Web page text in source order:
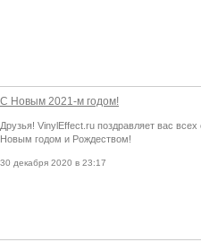
С Новым 2021-м годом!
Друзья! VinylEffect.ru поздравляет вас всех
Новым годом и Рождеством!
30 декабря 2020 в 23:17